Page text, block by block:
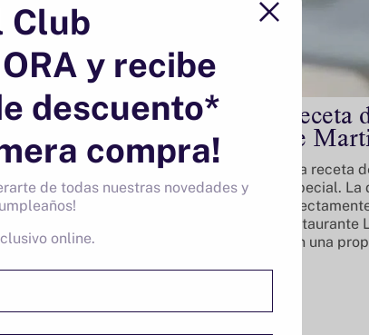
con confit de pato y
energía es vital para poder
del día con buen humor y
de las mejores formas es
de
Una receta
especial.
restaurante
con una
Club
y recibe
descuento*
compra!
de todas nuestras novedades y
online.